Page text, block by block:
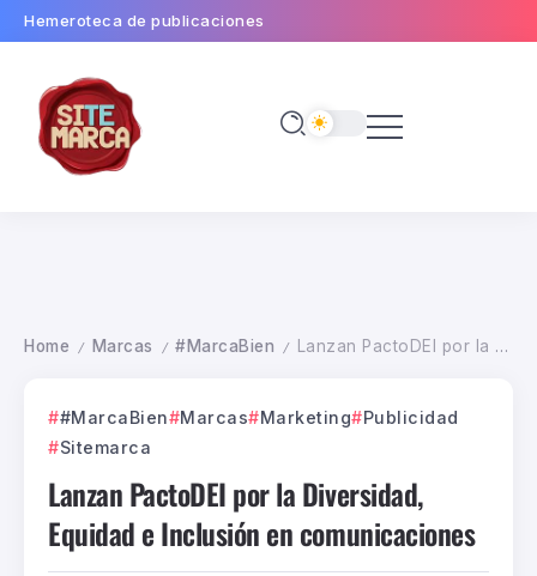
Hemeroteca de publicaciones
Home / Marcas / #MarcaBien / Lanzan PactoDEI por la Diversidad, Equidad e Inclusión en comunicaciones
#MarcaBien Marcas Marketing
Publicidad
Sitemarca
Lanzan PactoDEI por la Diversidad,
Equidad e Inclusión en comunicaciones